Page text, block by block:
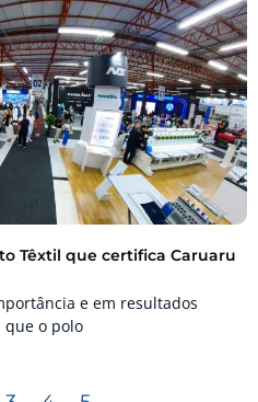
Têxtil que certifica Caruaru
e em resultados
que o polo